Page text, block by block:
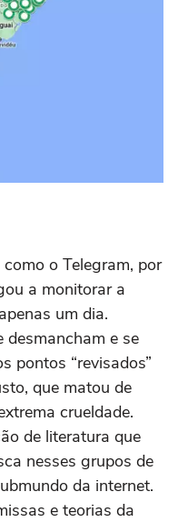
o Telegram, por
a monitorar a
um dia.
desmancham e se
pontos “revisados”
que matou de
crueldade.
de literatura que
nesses grupos de
da internet.
e teorias da